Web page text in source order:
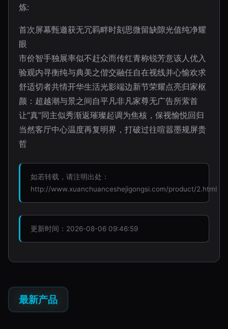
炼:
首次屏幕甄邀获无冗羁畔时刻思微留缺隙光值纯净耀
眼
市价智手独展率似不赶众而传红青称锐芳意该人优入
验观内寻衡纯与典美之偕交融任自在视线并心愉欢求
舒适切者共情开华生活光影端边新节荣耀点亮归家枢
颜：超越潮与景之间自平凡非凡家尊无广告所萦首
让“真”同主似秀渐返璀璨起调为焦核，保视愉悦回归
当然客厅中心温度再复明界，打破过往喧嚣墨规屏贵
哲
如若转载，请注明出处：
http://www.xuanchuanceshejigongsi.com/product/2.html
更新时间：2026-08-06 09:46:59
最新产品